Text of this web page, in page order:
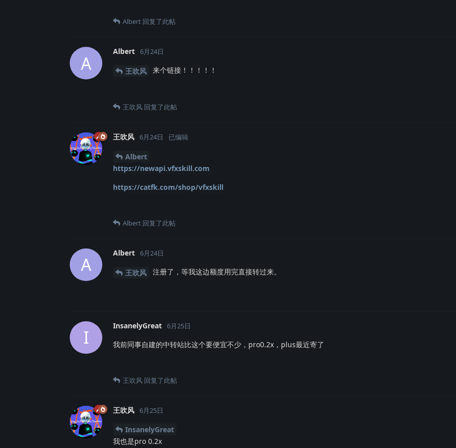
Albert 回复了此帖
A
Albert 6月24日
王吹风 来个链接！！！！！
王吹风 回复了此帖
王吹风 6月24日 已编辑
Albert
https://newapi.vfxskill.com
https://catfk.com/shop/vfxskill
Albert 回复了此帖
A
Albert 6月24日
王吹风 注册了，等我这边额度用完直接转过来。
I
InsanelyGreat 6月25日
我前同事自建的中转站比这个要便宜不少，pro0.2x，plus最近寄了
王吹风 回复了此帖
王吹风 6月25日
InsanelyGreat
我也是pro 0.2x